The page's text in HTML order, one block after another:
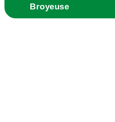
Broyeuse